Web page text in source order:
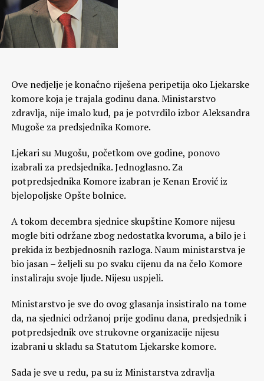
Ove nedjelje je konačno riješena peripetija oko Ljekarske
komore koja je trajala godinu dana. Ministarstvo
zdravlja, nije imalo kud, pa je potvrdilo izbor Aleksandra
Mugoše za predsjednika Komore.
Ljekari su Mugošu, početkom ove godine, ponovo
izabrali za predsjednika. Jednoglasno. Za
potpredsjednika Komore izabran je Kenan Erović iz
bjelopoljske Opšte bolnice.
A tokom decembra sjednice skupštine Komore nijesu
mogle biti održane zbog nedostatka kvoruma, a bilo je i
prekida iz bezbjednosnih razloga. Naum ministarstva je
bio jasan – željeli su po svaku cijenu da na čelo Komore
instaliraju svoje ljude. Nijesu uspjeli.
Ministarstvo je sve do ovog glasanja insistiralo na tome
da, na sjednici održanoj prije godinu dana, predsjednik i
potpredsjednik ove strukovne organizacije nijesu
izabrani u skladu sa Statutom Ljekarske komore.
Sada je sve u redu, pa su iz Ministarstva zdravlja